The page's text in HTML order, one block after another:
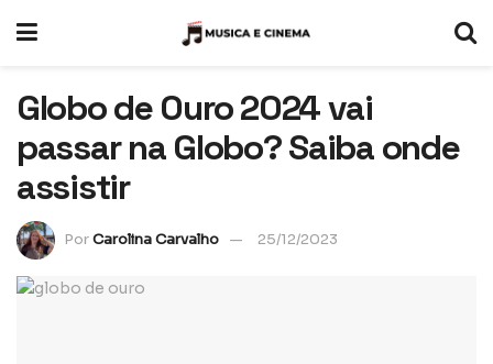
Globo de Ouro 2024 vai
passar na Globo? Saiba onde
assistir
PorCarolina Carvalho 25/12/2023